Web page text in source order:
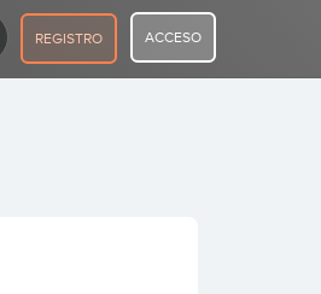
REGISTRO ACCESO